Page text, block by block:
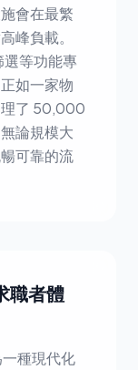
會在最繁
峰負載。
選等功能專
如一家物
理了 50,000
論規模大
可靠的流
職者體
種現代化